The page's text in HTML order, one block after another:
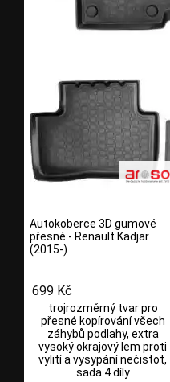
Autokoberce 3D gumové
přesné - Renault Kadjar
(2015-)
699 Kč
trojrozměrný tvar pro
přesné kopírování všech
záhybů podlahy, extra
vysoký okrajový lem proti
vylití a vysypání nečistot,
sada 4 díly